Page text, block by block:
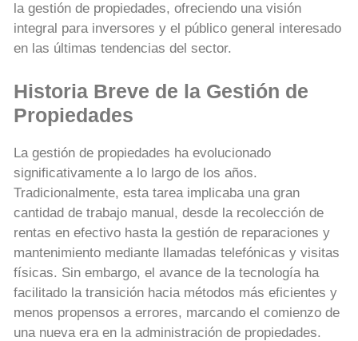
la gestión de propiedades, ofreciendo una visión
integral para inversores y el público general interesado
en las últimas tendencias del sector.
Historia Breve de la Gestión de
Propiedades
La gestión de propiedades ha evolucionado
significativamente a lo largo de los años.
Tradicionalmente, esta tarea implicaba una gran
cantidad de trabajo manual, desde la recolección de
rentas en efectivo hasta la gestión de reparaciones y
mantenimiento mediante llamadas telefónicas y visitas
físicas. Sin embargo, el avance de la tecnología ha
facilitado la transición hacia métodos más eficientes y
menos propensos a errores, marcando el comienzo de
una nueva era en la administración de propiedades.